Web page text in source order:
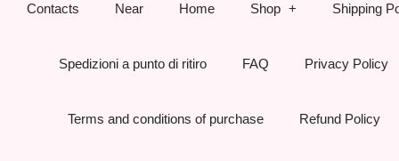
Contacts Near Home Shop Shipping
Spedizioni a punto di ritiro FAQ Privacy Policy
Terms and conditions of purchase Refund Policy